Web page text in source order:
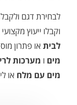
ולקבלת הצעת
מקצועי כבר היום
מוסדי ותעשייתי
לריכוך מיםעם
או ליישום מתקדם